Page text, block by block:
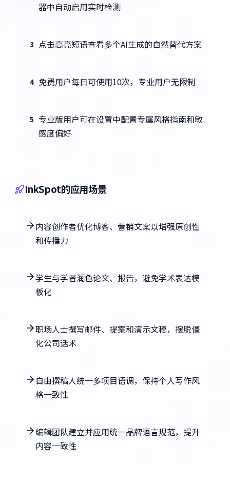
器中自动启用实时检测
3 点击高亮短语查看多个AI生成的自然替代方案
4 免费用户每日可使用10次，专业用户无限制
5 专业版用户可在设置中配置专属风格指南和敏
感度偏好
InkSpot的应用场景
内容创作者优化博客、营销文案以增强原创性
和传播力
学生与学者润色论文、报告，避免学术表达模
板化
职场人士撰写邮件、提案和演示文稿，摆脱僵
化公司话术
自由撰稿人统一多项目语调，保持个人写作风
格一致性
编辑团队建立并应用统一品牌语言规范，提升
内容一致性